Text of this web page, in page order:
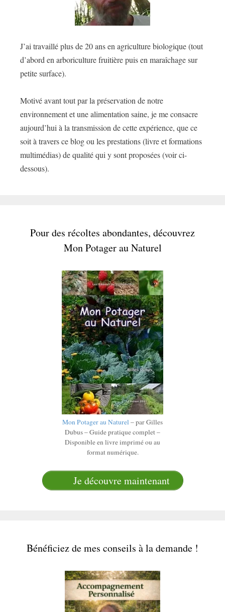
J’ai travaillé plus de 20 ans en agriculture biologique (tout
d’abord en arboriculture fruitière puis en maraîchage sur
petite surface).
Motivé avant tout par la préservation de notre
environnement et une alimentation saine, je me consacre
aujourd’hui à la transmission de cette expérience, que ce
soit à travers ce blog ou les prestations (livre et formations
multimédias) de qualité qui y sont proposées (voir ci-
dessous).
Pour des récoltes abondantes, découvrez
Mon Potager au Naturel
Mon Potager au Naturel – par Gilles
Dubus – Guide pratique complet –
Disponible en livre imprimé ou au
format numérique.
Je découvre maintenant
Bénéficiez de mes conseils à la demande !